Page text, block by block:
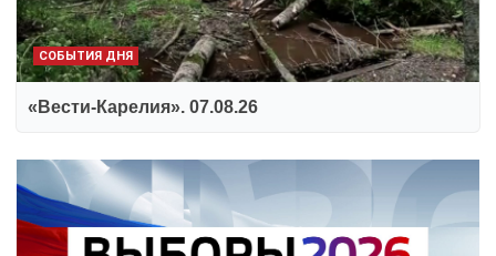
СОБЫТИЯ ДНЯ
«Вести-Карелия». 07.08.26